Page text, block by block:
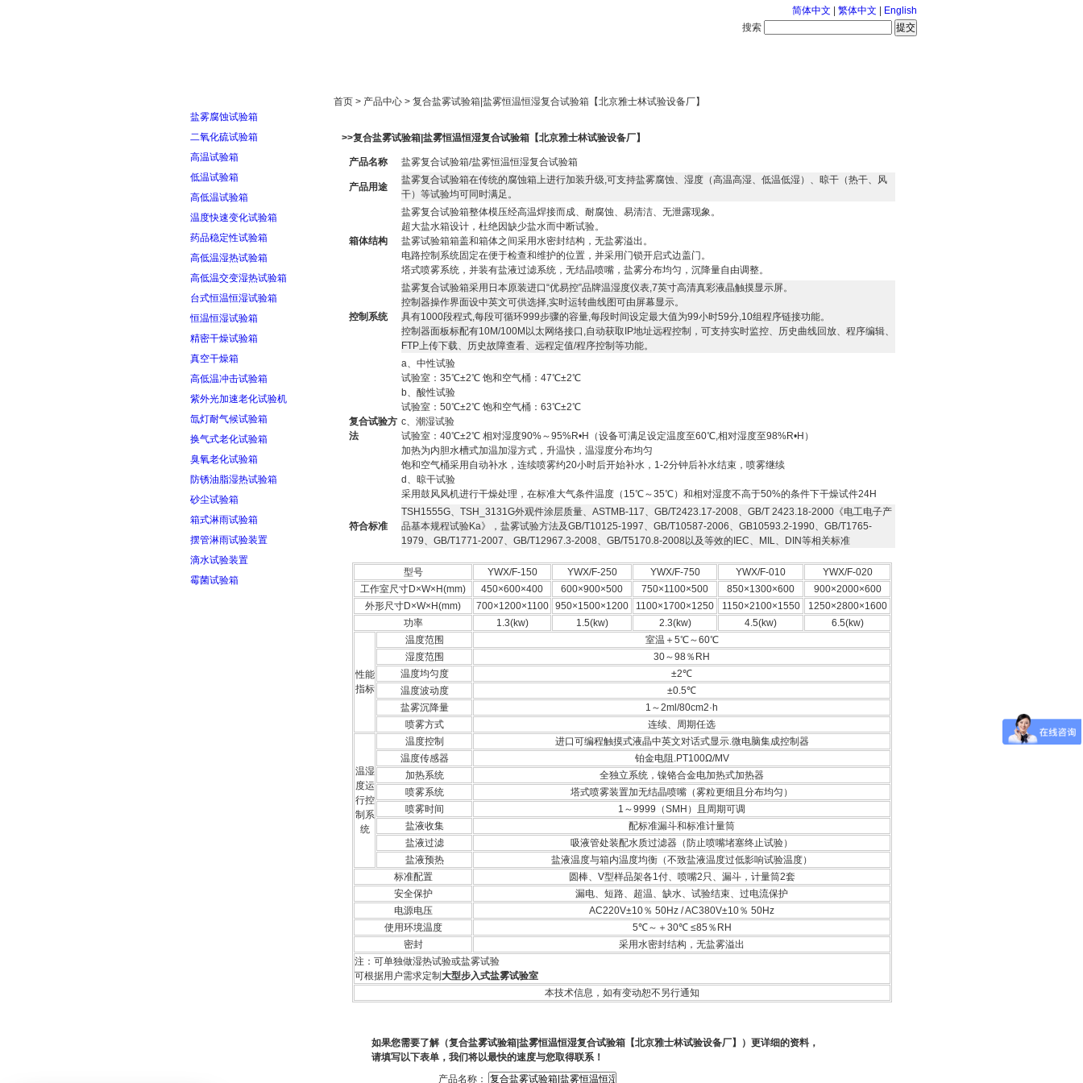
简体中文 繁体中文
English
搜索
盐雾腐蚀试验箱
二氧化硫试验箱
高温试验箱
低温试验箱
高低温试验箱
温度快速变化试验箱
药品稳定性试验箱
高低温湿热试验箱
高低温交变湿热试验箱
台式恒温恒湿试验箱
恒温恒湿试验箱
精密干燥试验箱
真空干燥箱
高低温冲击试验箱
紫外光加速老化试验机
氙灯耐气候试验箱
换气式老化试验箱
臭氧老化试验箱
防锈油脂湿热试验箱
砂尘试验箱
箱式淋雨试验箱
摆管淋雨试验装置
滴水试验装置
霉菌试验箱
首页 > 产品中心 > 复合盐雾试验箱|盐雾恒温恒湿复合试验箱【北京雅士林试验设备厂】
>>复合盐雾试验箱|盐雾恒温恒湿复合试验箱【北京雅士林试验设备厂】
产品名称 盐雾复合试验箱/盐雾恒温恒湿复合试验箱
产品用途
盐雾复合试验箱在传统的腐蚀箱上进行加装升级,可支持盐雾腐蚀、湿度（高温高湿、低温低湿）、晾干（热干、风
干）等试验均可同时满足。
箱体结构
盐雾复合试验箱整体模压经高温焊接而成、耐腐蚀、易清洁、无泄露现象。
超大盐水箱设计，杜绝因缺少盐水而中断试验。
盐雾试验箱箱盖和箱体之间采用水密封结构，无盐雾溢出。
电路控制系统固定在便于检查和维护的位置，并采用门锁开启式边盖门。
塔式喷雾系统，并装有盐液过滤系统，无结晶喷嘴，盐雾分布均匀，沉降量自由调整。
控制系统
盐雾复合试验箱采用日本原装进口“优易控”品牌温湿度仪表,7英寸高清真彩液晶触摸显示屏。
控制器操作界面设中英文可供选择,实时运转曲线图可由屏幕显示。
具有1000段程式,每段可循环999步骤的容量,每段时间设定最大值为99小时59分,10组程序链接功能。
控制器面板标配有10M/100M以太网络接口,自动获取IP地址远程控制，可支持实时监控、历史曲线回放、程序编辑、
FTP上传下载、历史故障查看、远程定值/程序控制等功能。
复合试验方
法
a、中性试验
试验室：35℃±2℃ 饱和空气桶：47℃±2℃
b、酸性试验
试验室：50℃±2℃ 饱和空气桶：63℃±2℃
c、潮湿试验
试验室：40℃±2℃ 相对湿度90%～95%R•H（设备可满足设定温度至60℃,相对湿度至98%R•H）
加热为内胆水槽式加温加湿方式，升温快，温湿度分布均匀
饱和空气桶采用自动补水，连续喷雾约20小时后开始补水，1-2分钟后补水结束，喷雾继续
d、晾干试验
采用鼓风风机进行干燥处理，在标准大气条件温度（15℃～35℃）和相对湿度不高于50%的条件下干燥试件24H
符合标准
TSH1555G、TSH_3131G外观件涂层质量、ASTMB-117、GB/T2423.17-2008、GB/T 2423.18-2000《电工电子产
品基本规程试验Ka》，盐雾试验方法及GB/T10125-1997、GB/T10587-2006、GB10593.2-1990、GB/T1765-
1979、GB/T1771-2007、GB/T12967.3-2008、GB/T5170.8-2008以及等效的IEC、MIL、DIN等相关标准
型号 YWX/F-150 YWX/F-250 YWX/F-750 YWX/F-010
YWX/F-020
工作室尺寸D×W×H(mm)
450×600×400 600×900×500 750×1100×500 850×1300×600
900×2000×600
外形尺寸D×W×H(mm)
700×1200×1100 950×1500×1200 1100×1700×1250 1150×2100×1550
1250×2800×1600
功率
1.3(kw) 1.5(kw) 2.3(kw) 4.5(kw) 6.5(kw)
性能
指标
温度范围
室温＋5℃～60℃
湿度范围
30～98％RH
温度均匀度
±2℃
温度波动度
±0.5℃
盐雾沉降量
1～2ml/80cm2·h
喷雾方式
连续、周期任选
温湿
度运
行控
制系
统
温度控制
进口可编程触摸式液晶中英文对话式显示.微电脑集成控制器
温度传感器
铂金电阻.PT100Ω/MV
加热系统
全独立系统，镍铬合金电加热式加热器
喷雾系统
塔式喷雾装置加无结晶喷嘴（雾粒更细且分布均匀）
喷雾时间
1～9999（SMH）且周期可调
盐液收集
配标准漏斗和标准计量筒
盐液过滤
吸液管处装配水质过滤器（防止喷嘴堵塞终止试验）
盐液预热
盐液温度与箱内温度均衡（不致盐液温度过低影响试验温度）
标准配置
圆棒、V型样品架各1付、喷嘴2只、漏斗，计量筒2套
安全保护
漏电、短路、超温、缺水、试验结束、过电流保护
电源电压
AC220V±10％ 50Hz / AC380V±10％ 50Hz
使用环境温度
5℃～＋30℃ ≤85％RH
密封
采用水密封结构，无盐雾溢出
注：可单独做湿热试验或盐雾试验
可根据用户需求定制 大型步入式盐雾试验室
本技术信息，如有变动恕不另行通知
如果您需要了解（复合盐雾试验箱|盐雾恒温恒湿复合试验箱【北京雅士林试验设备厂】）更详细的资料，
请填写以下表单，我们将以最快的速度与您取得联系！
产品名称：